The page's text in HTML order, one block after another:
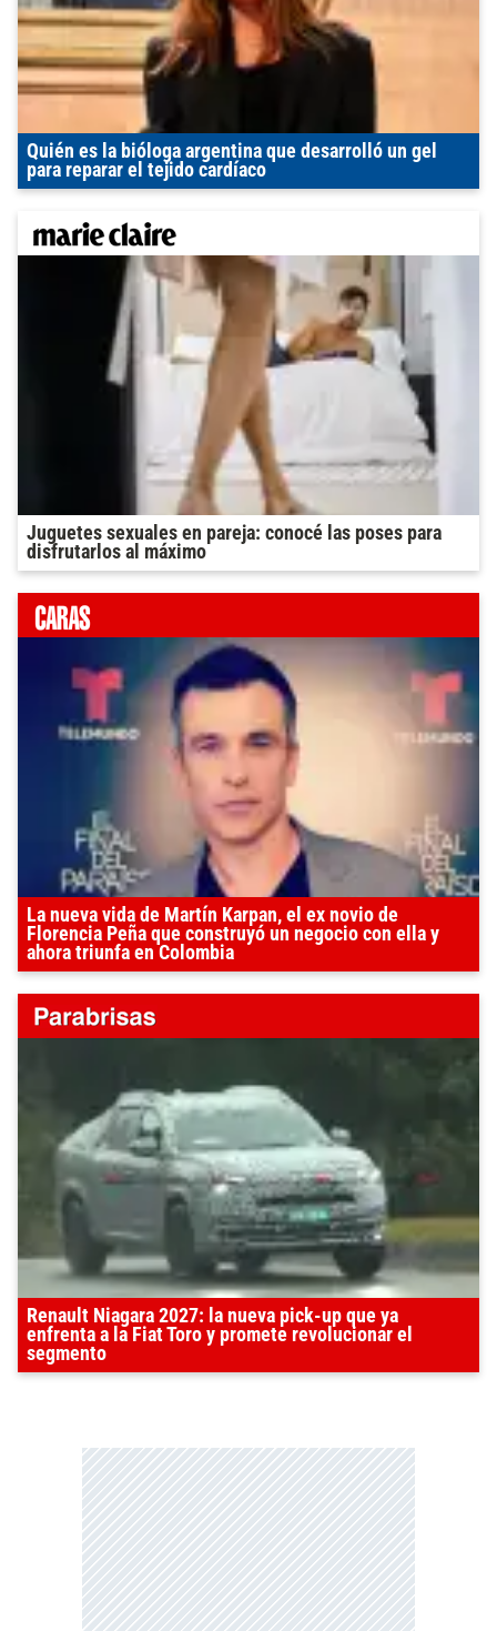
Quién es la bióloga argentina que desarrolló un gel
para reparar el tejido cardíaco
Juguetes sexuales en pareja: conocé las poses para
disfrutarlos al máximo
La nueva vida de Martín Karpan, el ex novio de
Florencia Peña que construyó un negocio con ella y
ahora triunfa en Colombia
Renault Niagara 2027: la nueva pick-up que ya
enfrenta a la Fiat Toro y promete revolucionar el
segmento